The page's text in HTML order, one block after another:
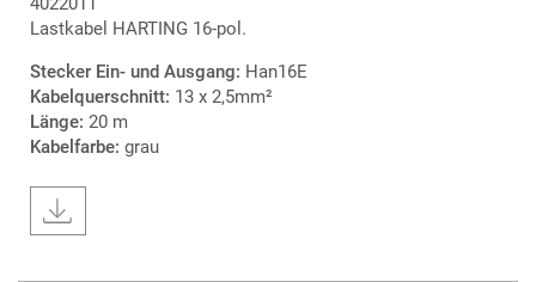
Lastkabel HARTING 16-pol.
Stecker Ein- und Ausgang: Han16E
Kabelquerschnitt: 13 x 2,5mm²
Länge: 20 m
Kabelfarbe: grau